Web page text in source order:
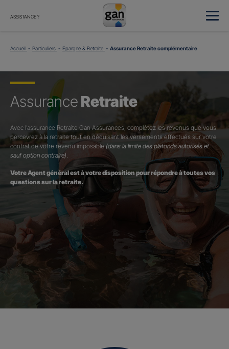
ASSISTANCE ?
Accueil Particuliers Epargne & Retraite Assurance Retraite complémentaire
Assurance Retraite
Avec l’assurance Retraite Gan Assurances, complétez les revenus que vous
percevrez à la retraite tout en déduisant les versements effectués sur votre
contrat de votre revenu imposable (dans la limite des plafonds autorisés et
sauf option contraire).
Votre Agent général est à votre disposition pour répondre à toutes vos
questions sur la retraite.